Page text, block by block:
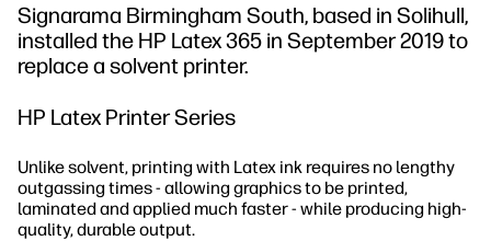
Signarama Birmingham South, based in Solihull,
installed the HP Latex 365 in September 2019 to
replace a solvent printer.
HP Latex Printer Series
Unlike solvent, printing with Latex ink requires no lengthy
outgassing times - allowing graphics to be printed,
laminated and applied much faster - while producing high-
quality, durable output.